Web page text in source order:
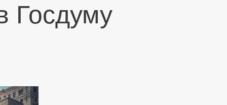
Госдуму